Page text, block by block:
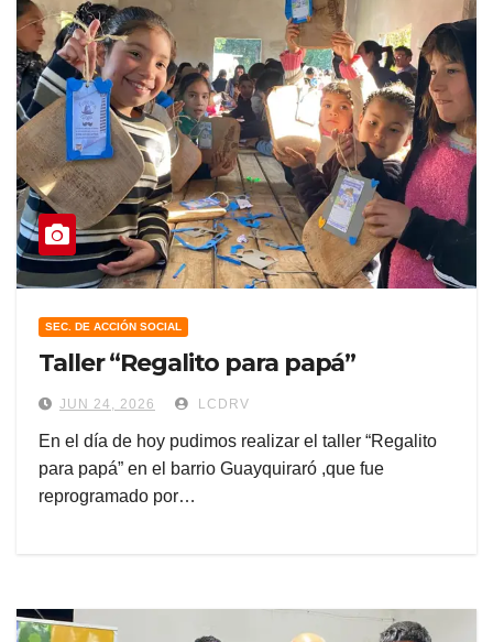
SEC. DE ACCIÓN SOCIAL
Taller “Regalito para papá”
JUN 24, 2026 LCDRV
En el día de hoy pudimos realizar el taller “Regalito
para papá” en el barrio Guayquiraró ,que fue
reprogramado por…